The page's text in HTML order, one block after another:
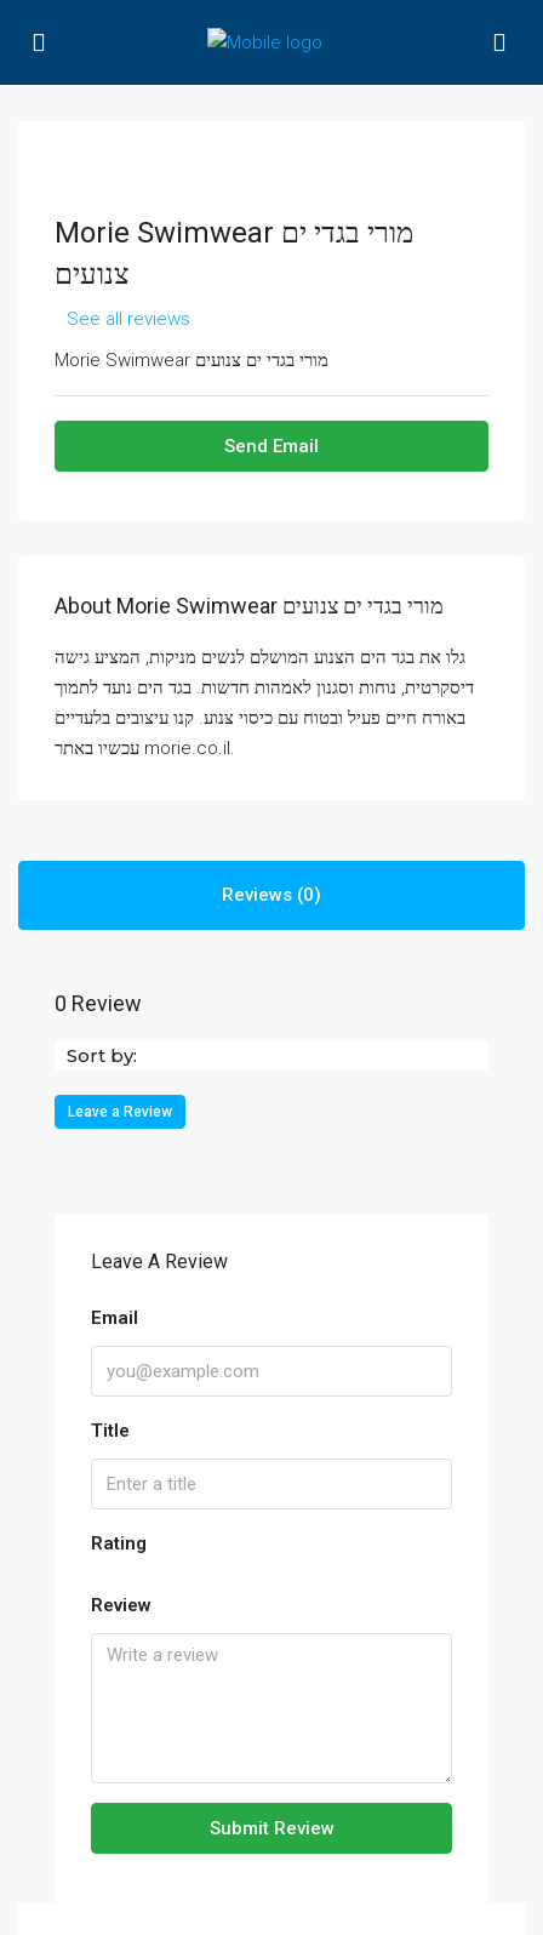
Morie Swimwear מורי בגדי ים
צנועים
See all reviews
Morie Swimwear מורי בגדי ים צנועים
Send Email
About Morie Swimwear מורי בגדי ים צנועים
גלו את בגד הים הצנוע המושלם לנשים מניקות, המציע גישה
דיסקרטית, נוחות וסגנון לאמהות חדשות. בגד הים נועד לתמוך
באורח חיים פעיל ובטוח עם כיסוי צנוע. קנו עיצובים בלעדיים
עכשיו באתר morie.co.il.
Reviews (0)
0 Review
Sort by:
Leave a Review
Leave A Review
Email
Title
Rating
Review
Submit Review